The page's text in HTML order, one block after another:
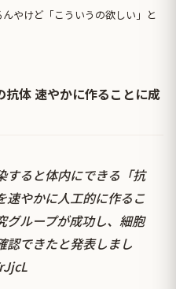
やけど「こういうの欲しい」と
体 速やかに作ることに成
すると体内にできる「抗
速やかに人工的に作るこ
グループが成功し、細胞
認できたと発表しまし